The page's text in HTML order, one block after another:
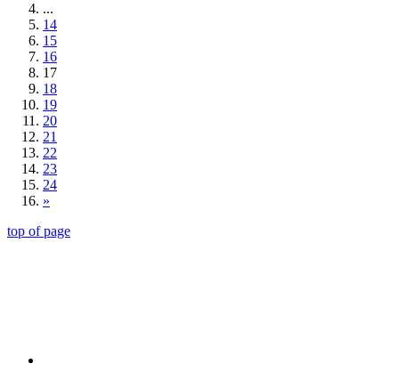
...
14
15
16
17
18
19
20
21
22
23
24
»
top of page